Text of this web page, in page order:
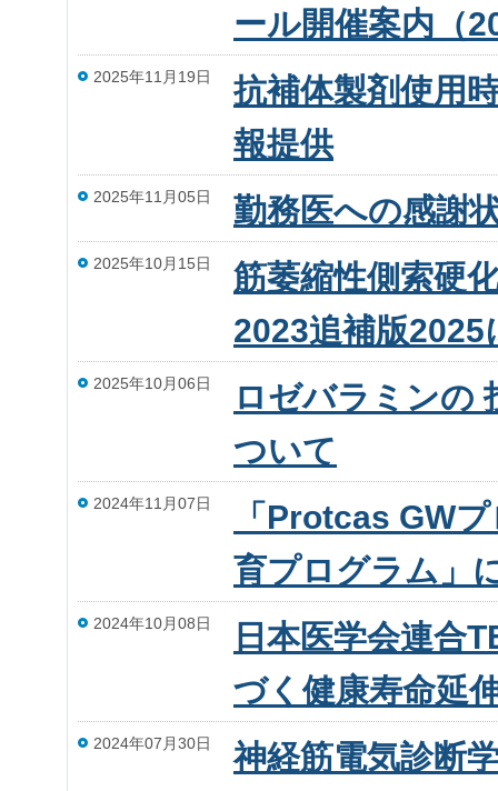
ール開催案内（
2025年11月19日
抗補体製剤使用
報提供
2025年11月05日 勤務医への感謝
2025年10月15日
筋萎縮性側索硬
2023追補版2025
2025年10月06日
ロゼバラミンの
ついて
2024年11月07日
「Protcas GW
育プログラム」
2024年10月08日
日本医学会連合
づく健康寿命延
2024年07月30日
神経筋電気診断